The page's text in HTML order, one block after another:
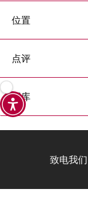
位置
点评
图库
致电我们